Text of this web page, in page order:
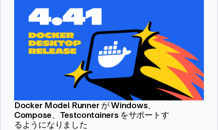
Docker Model Runner が Windows、
Compose、Testcontainers をサポートす
るようになりました